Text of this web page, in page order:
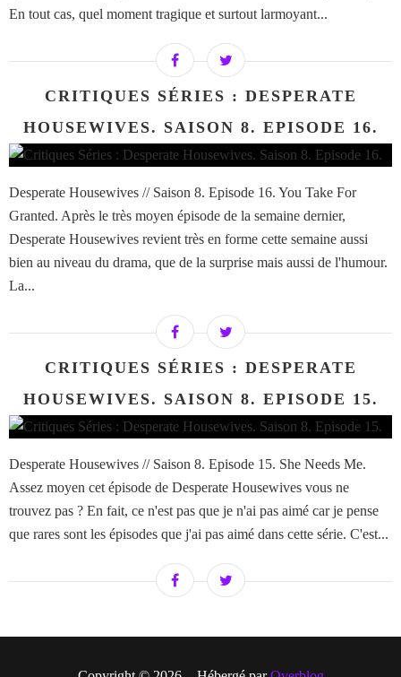
En tout cas, quel moment tragique et surtout larmoyant...
CRITIQUES SÉRIES : DESPERATE
HOUSEWIVES. SAISON 8. EPISODE 16.
Desperate Housewives // Saison 8. Episode 16. You Take For
Granted. Après le très moyen épisode de la semaine dernier,
Desperate Housewives revient très en forme cette semaine aussi
bien au niveau du drama, que de la surprise mais aussi de l'humour.
La...
CRITIQUES SÉRIES : DESPERATE
HOUSEWIVES. SAISON 8. EPISODE 15.
Desperate Housewives // Saison 8. Episode 15. She Needs Me.
Assez moyen cet épisode de Desperate Housewives vous ne
trouvez pas ? En fait, ce n'est pas que je n'ai pas aimé car je pense
que rares sont les épisodes que j'ai pas aimé dans cette série. C'est...